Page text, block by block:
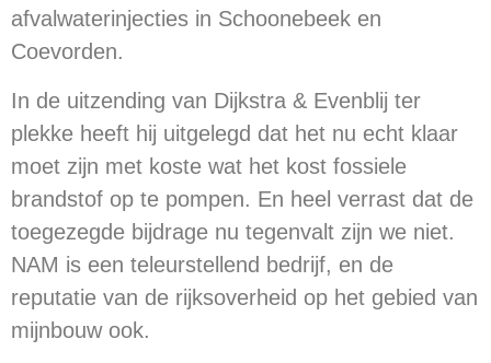
afvalwaterinjecties in Schoonebeek en
Coevorden.
In de uitzending van Dijkstra & Evenblij ter
plekke heeft hij uitgelegd dat het nu echt klaar
moet zijn met koste wat het kost fossiele
brandstof op te pompen. En heel verrast dat de
toegezegde bijdrage nu tegenvalt zijn we niet.
NAM is een teleurstellend bedrijf, en de
reputatie van de rijksoverheid op het gebied van
mijnbouw ook.